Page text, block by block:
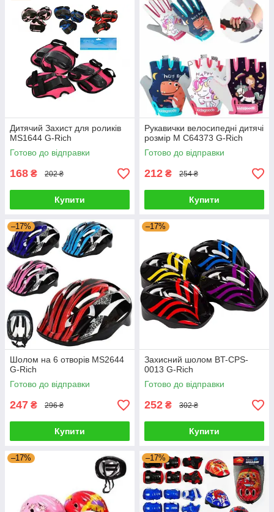
Дитячий Захист для роликів
MS1644 G-Rich
Готово до відправки
168 ₴ 202 ₴
Купити
Рукавички велосипедні дитячі
розмір М C64373 G-Rich
Готово до відправки
212 ₴ 254 ₴
Купити
–17%
Шолом на 6 отворів MS2644
G-Rich
Готово до відправки
247 ₴ 296 ₴
Купити
–17%
Захисний шолом BT-CPS-
0013 G-Rich
Готово до відправки
252 ₴ 302 ₴
Купити
–17% –17%